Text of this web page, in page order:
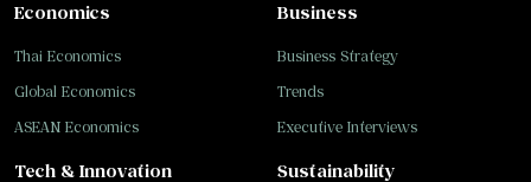
Business
Business Strategy
Trends
Executive Interviews
Tech & Innovation Sustainability
Economics
Thai Economics
Global Economics
ASEAN Economics